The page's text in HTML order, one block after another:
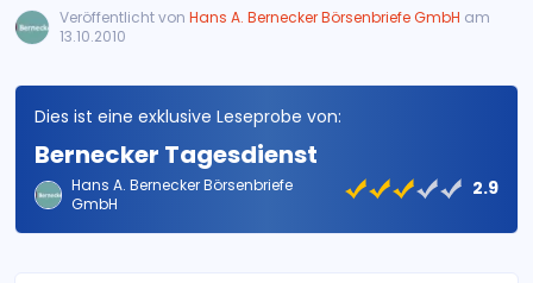
Veröffentlicht von Hans A. Bernecker Börsenbriefe GmbH am
13.10.2010
Dies ist eine exklusive Leseprobe von:
Bernecker Tagesdienst
Hans A. Bernecker Börsenbriefe
GmbH
2.9